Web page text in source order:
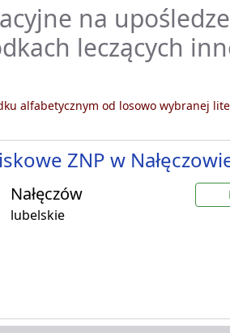
na
leczących
alfabetycznym od losowo wybranej
ZNP w
Nałęczów
lubelskie